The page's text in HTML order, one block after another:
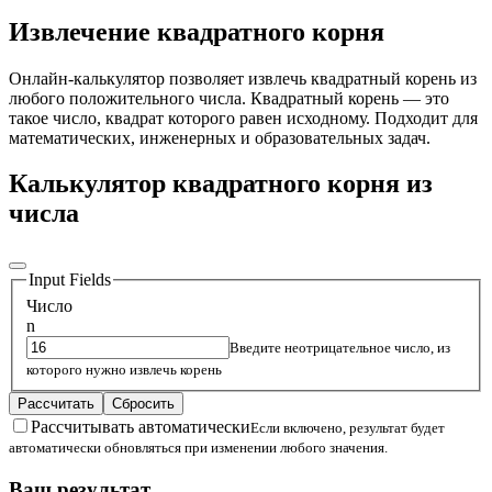
Извлечение квадратного корня
Онлайн-калькулятор позволяет извлечь квадратный корень из
любого положительного числа. Квадратный корень — это
такое число, квадрат которого равен исходному. Подходит для
математических, инженерных и образовательных задач.
Калькулятор квадратного корня из
числа
Input Fields
Число
n
Введите неотрицательное число, из
которого нужно извлечь корень
Рассчитать Сбросить
Рассчитывать автоматическиЕсли включено, результат будет
автоматически обновляться при изменении любого значения.